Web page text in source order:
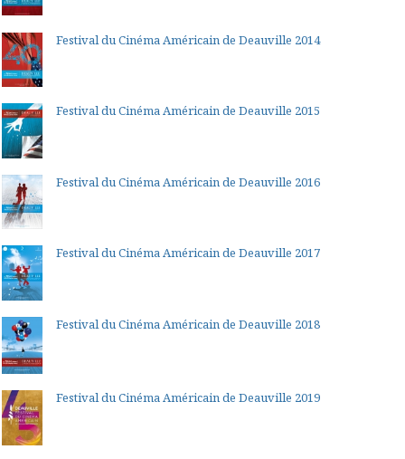
Festival du Cinéma Américain de Deauville 2014
Festival du Cinéma Américain de Deauville 2015
Festival du Cinéma Américain de Deauville 2016
Festival du Cinéma Américain de Deauville 2017
Festival du Cinéma Américain de Deauville 2018
Festival du Cinéma Américain de Deauville 2019